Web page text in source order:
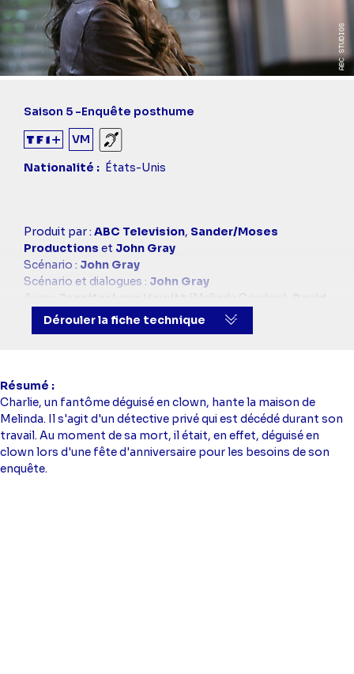
Saison 5 -Enquête posthume
VM
Sourds et malentendants
Nationalité
États-Unis
Casting
simba
Produit par : ABC Television, Sander/Moses
Productions et John Gray
Scénario : John Gray
Scénario et dialogues : John Gray
Avec :
(Melinda Gordon),
Conrad
(Jim Clancy), Aisha Tyler
(Andrea Moreno),
(Delia Banks)
Dérouler la fiche technique
Résumé
Charlie, un fantôme déguisé en clown, hante la maison de
Melinda. Il s'agit d'un détective privé qui est décédé durant son
travail. Au moment de sa mort, il était, en effet, déguisé en
clown lors d'une fête d'anniversaire pour les besoins de son
enquête.